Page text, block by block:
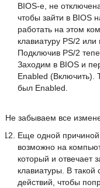
BIOS-е, не
чтобы зайти в BIOS
работать на этом
клавиатуру PS/2
Подключив PS/2
Заходим в BIOS и
Enabled (Включить).
был Enabled.
Не забываем все
Еще одной причиной
возможно на
который и отвечает
клавиатуры. В
действий, чтобы